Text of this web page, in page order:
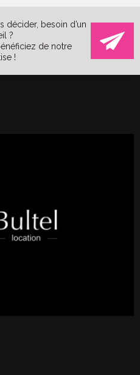
décider, besoin d’un
?
de notre
!